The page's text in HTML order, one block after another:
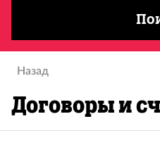
Назад
Договоры и